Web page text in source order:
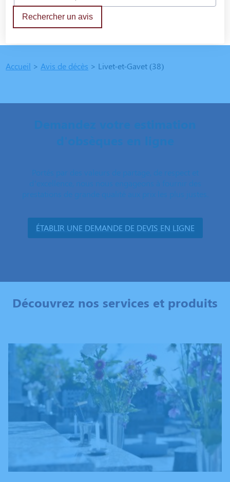
Rechercher un avis
Accueil > Avis de décès > Livet-et-Gavet (38)
ÉTABLIR UNE DEMANDE DE DEVIS EN LIGNE
Découvrez nos services et produits